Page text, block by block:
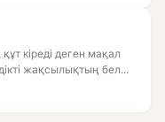
кіреді деген мақал
жақсылықтың бел...